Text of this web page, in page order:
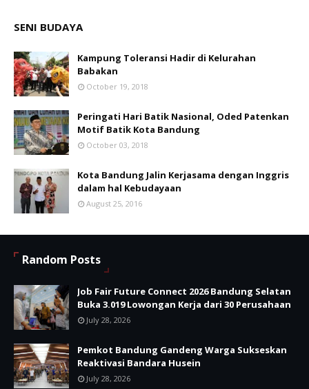
SENI BUDAYA
Kampung Toleransi Hadir di Kelurahan
Babakan
October 19, 2018
Peringati Hari Batik Nasional, Oded Patenkan
Motif Batik Kota Bandung
October 03, 2018
Kota Bandung Jalin Kerjasama dengan Inggris
dalam hal Kebudayaan
August 25, 2016
Random Posts
Job Fair Future Connect 2026 Bandung Selatan
Buka 3.019 Lowongan Kerja dari 30 Perusahaan
July 28, 2026
Pemkot Bandung Gandeng Warga Sukseskan
Reaktivasi Bandara Husein
July 28, 2026